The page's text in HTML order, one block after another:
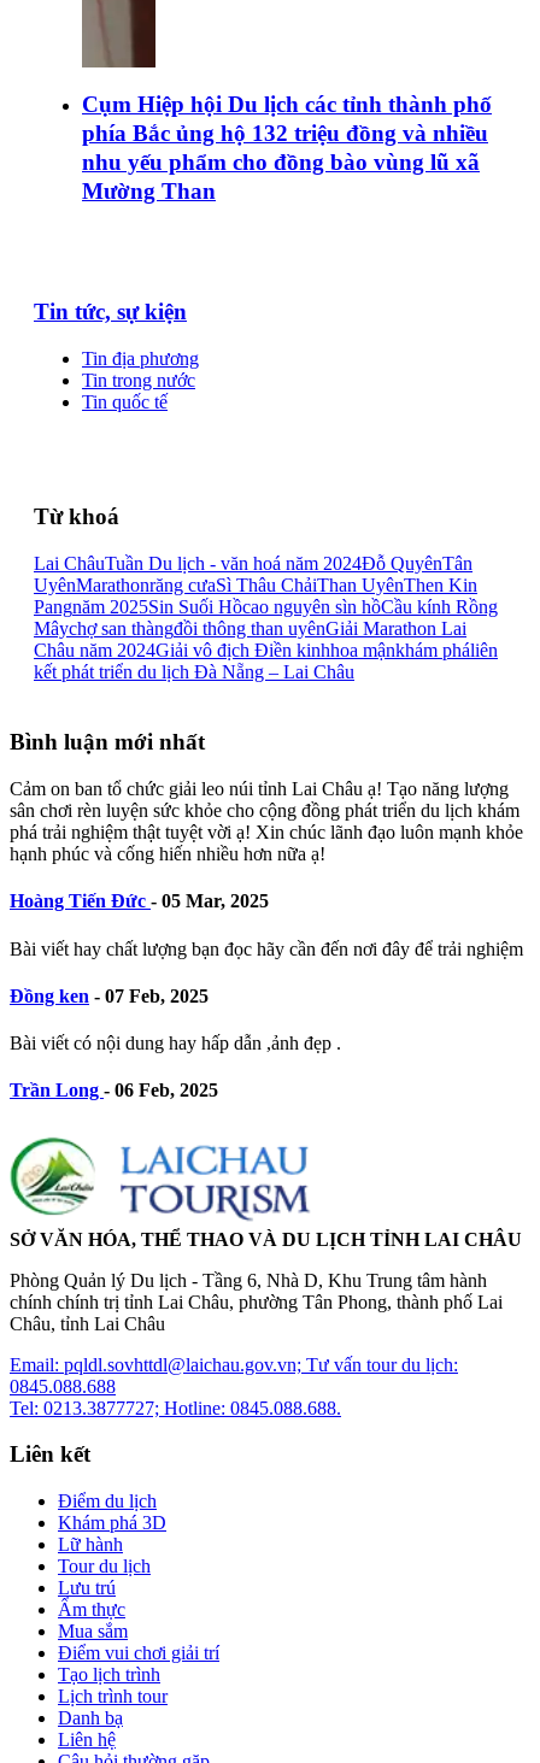
Cụm Hiệp hội Du lịch các tỉnh thành phố
phía Bắc ủng hộ 132 triệu đồng và nhiều
nhu yếu phẩm cho đồng bào vùng lũ xã
Mường Than
Tin tức, sự kiện
Tin địa phương
Tin trong nước
Tin quốc tế
Từ khoá
Lai ChâuTuần Du lịch - văn hoá năm 2024Đỗ QuyênTân
UyênMarathonrăng cưaSì Thâu ChảiThan UyênThen Kin
Pangnăm 2025Sin Suối Hồcao nguyên sìn hồCầu kính Rồng
Mâychợ san thàngđồi thông than uyênGiải Marathon Lai
Châu năm 2024Giải vô địch Điền kinhhoa mậnkhám pháliên
kết phát triển du lịch Đà Nẵng – Lai Châu
Bình luận mới nhất
Cảm on ban tổ chức giải leo núi tỉnh Lai Châu ạ! Tạo năng lượng
sân chơi rèn luyện sức khỏe cho cộng đồng phát triển du lịch khám
phá trải nghiệm thật tuyệt vời ạ! Xin chúc lãnh đạo luôn mạnh khỏe
hạnh phúc và cống hiến nhiều hơn nữa ạ!
Hoàng Tiến Đức - 05 Mar, 2025
Bài viết hay chất lượng bạn đọc hãy cần đến nơi đây để trải nghiệm
Đồng ken - 07 Feb, 2025
Bài viết có nội dung hay hấp dẫn ,ảnh đẹp .
Trần Long - 06 Feb, 2025
SỞ VĂN HÓA, THỂ THAO VÀ DU LỊCH TỈNH LAI CHÂU
Phòng Quản lý Du lịch - Tầng 6, Nhà D, Khu Trung tâm hành
chính chính trị tỉnh Lai Châu, phường Tân Phong, thành phố Lai
Châu, tỉnh Lai Châu
Email: pqldl.sovhttdl@laichau.gov.vn; Tư vấn tour du lịch:
0845.088.688
Tel: 0213.3877727; Hotline: 0845.088.688.
Liên kết
Điểm du lịch
Khám phá 3D
Lữ hành
Tour du lịch
Lưu trú
Ẩm thực
Mua sắm
Điểm vui chơi giải trí
Tạo lịch trình
Lịch trình tour
Danh bạ
Liên hệ